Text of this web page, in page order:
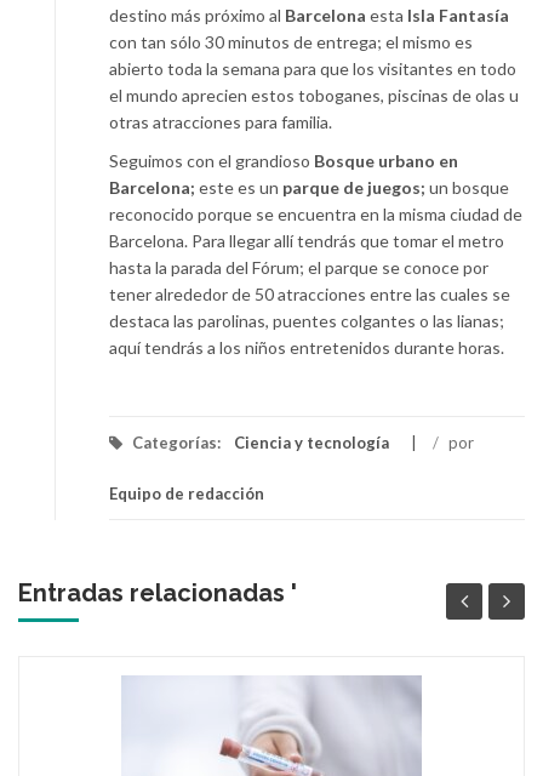
destino más próximo al Barcelona esta Isla Fantasía
con tan sólo 30 minutos de entrega; el mismo es
abierto toda la semana para que los visitantes en todo
el mundo aprecien estos toboganes, piscinas de olas u
otras atracciones para familia.
Seguimos con el grandioso Bosque urbano en
Barcelona; este es un parque de juegos; un bosque
reconocido porque se encuentra en la misma ciudad de
Barcelona. Para llegar allí tendrás que tomar el metro
hasta la parada del Fórum; el parque se conoce por
tener alrededor de 50 atracciones entre las cuales se
destaca las parolinas, puentes colgantes o las lianas;
aquí tendrás a los niños entretenidos durante horas.
Categorías: Ciencia y tecnología / por
Equipo de redacción
Entradas relacionadas '